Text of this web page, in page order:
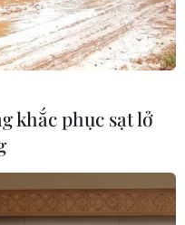
khắc phục sạt lở